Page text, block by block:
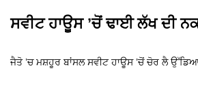
ਸਵੀਟ ਹਾਊਸ ’ਚੋਂ ਢਾਈ ਲੱਖ ਦੀ
ਜੈਤੋ ’ਚ ਮਸ਼ਹੂਰ ਬਾਂਸਲ ਸਵੀਟ ਹਾਊਸ ’ਚੋਂ ਚੋਰ ਲੈ